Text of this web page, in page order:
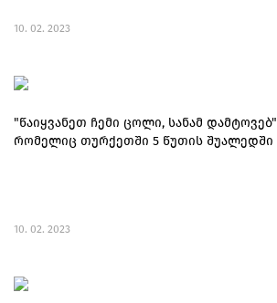
10. 02. 2023
"წაიყვანეთ ჩემი ცოლი, სანამ
რომელიც თურქეთში 5 წუთის შუალედში
10. 02. 2023